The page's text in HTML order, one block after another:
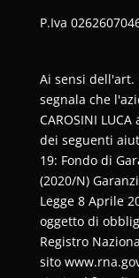
P.Iva
Ai sensi dell'art.
segnala che
CAROSINI
dei seguenti
19: Fondo di
(2020/N)
Legge 8 Aprile
oggetto di
Registro
sito